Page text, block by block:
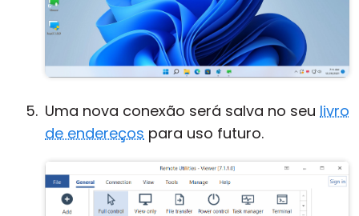
Uma nova conexão será salva no seu livro
de endereços para uso futuro.